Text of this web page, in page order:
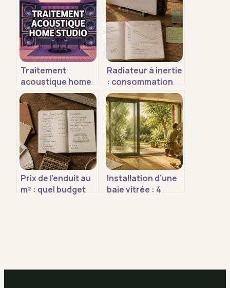
Traitement
acoustique home
studio : guide
complet pour un
son maîtrisé
Radiateur à inertie
: consommation
réelle, coûts et
réglages pour
réduire vos
factures
Prix de l’enduit au
m² : quel budget
Installation d’une
baie vitrée : 4